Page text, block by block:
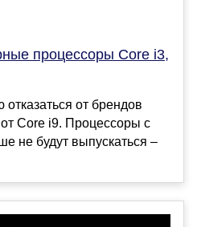
процессоры Core i3,
от брендов
Core i9. Процессоры с
не будут выпускаться –